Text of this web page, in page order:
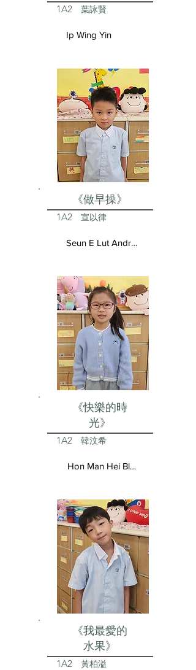
1A2 葉詠賢
Ip Wing Yin
《做早操》
1A2 宣以律
Seun E Lut Andrea
《快樂的時
光》
1A2 韓汶希
Hon Man Hei Blair
《我最愛的
水果》
1A2 黃柏溢